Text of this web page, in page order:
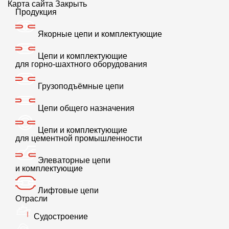
Карта сайта Закрыть
Продукция
Якорные цепи и комплектующие
Цепи и комплектующие
для горно-шахтного оборудования
Грузоподъёмные цепи
Цепи общего назначения
Цепи и комплектующие
для цементной промышленности
Элеваторные цепи
и комплектующие
Лифтовые цепи
Отрасли
Судостроение
Ко всем статьям
Цепные стропы для офшорных
контейнеров
20.08.2024
подъема и перемещения грузов. «Завод Красный Якорь»
производит цепные стропы различных видов, включая стропы
для офшорных контейнеров со свидетельством Российского
морского регистра судоходства (РМРС).
Стропы для офшорных контейнеров — это особый продукт
в нашей линейке. «Завод Красный Якорь» выпускает